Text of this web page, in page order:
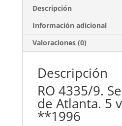
cantidad
Descripción
Información adicional
Valoraciones (0)
Descripción
RO 4335/9.
de Atlanta. 5
**1996